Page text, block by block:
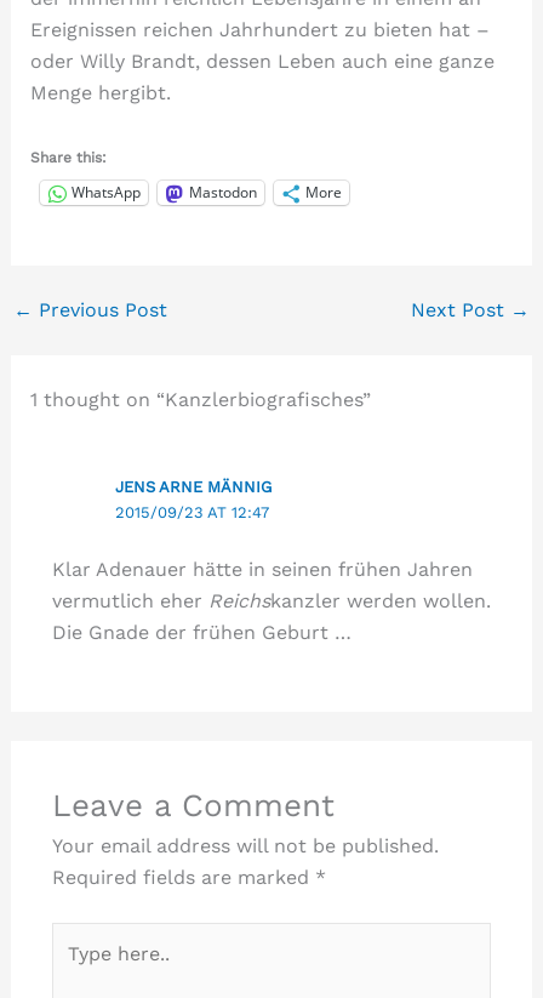
Ereignissen reichen Jahrhundert zu bieten hat –
oder Willy Brandt, dessen Leben auch eine ganze
Menge hergibt.
Share this:
WhatsApp Mastodon More
← Previous Post Next Post →
1 thought on “Kanzlerbiografisches”
JENS ARNE MÄNNIG
2015/09/23 AT 12:47
Klar Adenauer hätte in seinen frühen Jahren
vermutlich eher Reichskanzler werden wollen.
Die Gnade der frühen Geburt …
Leave a Comment
Your email address will not be published.
Required fields are marked *
here..